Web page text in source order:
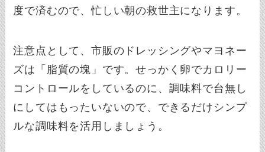
度で済むので、忙しい朝の救世主になります。
注意点として、市販のドレッシングやマヨネー
ズは「脂質の塊」です。せっかく卵でカロリー
コントロールをしているのに、調味料で台無し
にしてはもったいないので、できるだけシンプ
ルな調味料を活用しましょう。